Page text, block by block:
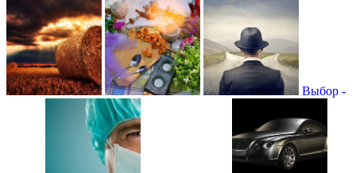
Выбор -